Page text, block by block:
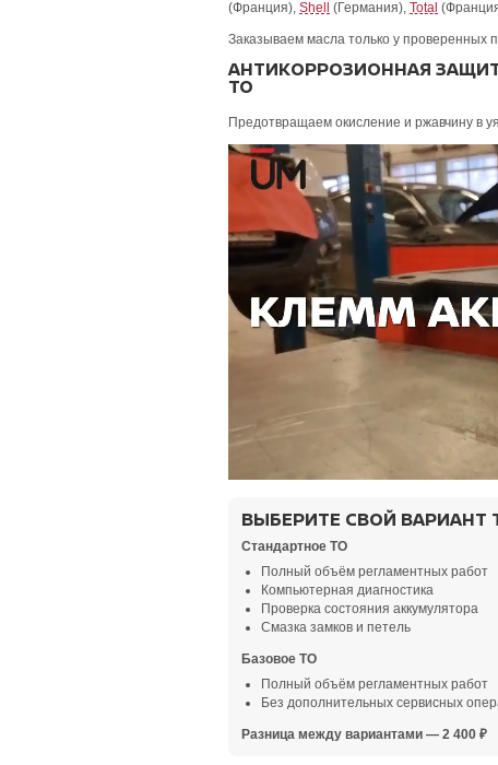
(Франция), Shell (Германия), Total
Заказываем масла только у проверенных
АНТИКОРРОЗИОННАЯ
ТО
Предотвращаем окисление и ржавчину в
ВЫБЕРИТЕ СВОЙ ВАРИАНТ
Стандартное ТО
Полный объём регламентных работ
Компьютерная диагностика
Проверка состояния аккумулятора
Смазка замков и петель
Базовое ТО
Полный объём регламентных работ
Без дополнительных сервисных
Разница между вариантами — 2 400 ₽